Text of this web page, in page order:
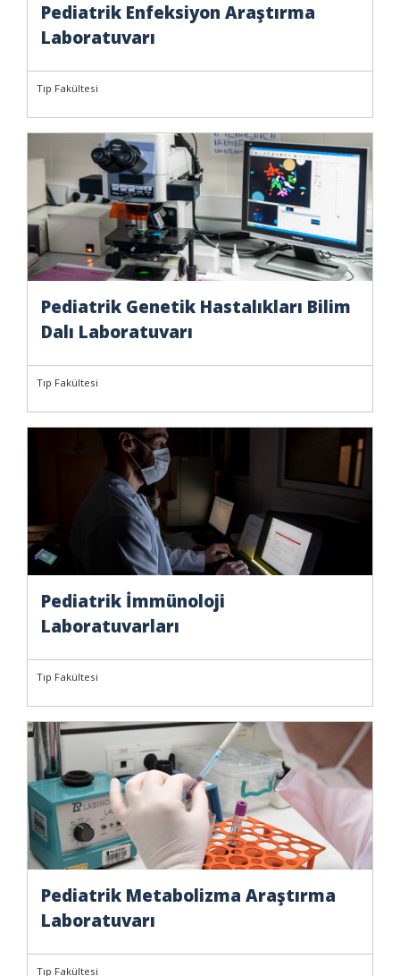
Pediatrik Enfeksiyon Araştırma
Laboratuvarı
Tıp Fakültesi
Pediatrik Genetik Hastalıkları Bilim
Dalı Laboratuvarı
Tıp Fakültesi
Pediatrik İmmünoloji
Laboratuvarları
Tıp Fakültesi
Pediatrik Metabolizma Araştırma
Laboratuvarı
Tıp Fakültesi